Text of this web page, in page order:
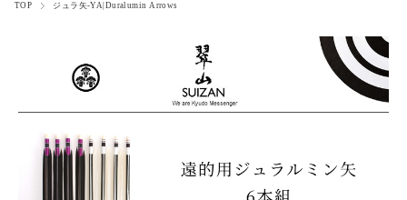
TOP ジュラ矢-YA|Duralumin Arrows